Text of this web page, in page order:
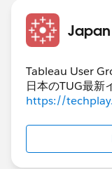
Japan
Tableau User
日本のTUG最新
https://